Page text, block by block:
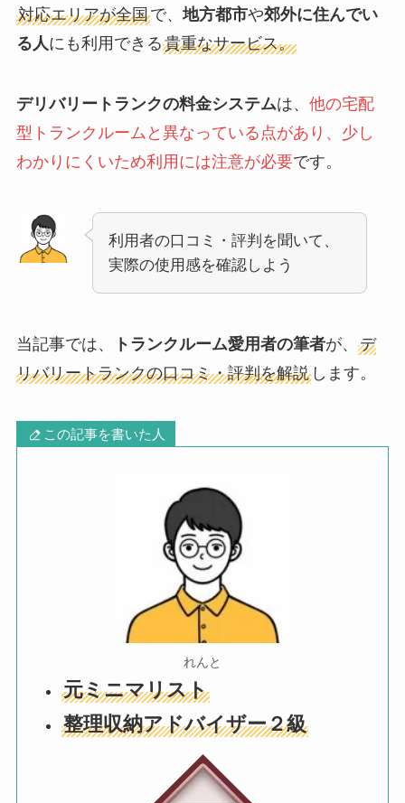
対応エリアが全国で、地方都市や郊外に住んでい
る人 にも利用できる貴重なサービス。
デリバリートランクの料金システムは、 他の宅配
型トランクルームと異なっている点があり、少し
わかりにくいため利用には注意が必要です。
利用者の口コミ・評判を聞いて、
実際の使用感を確認しよう
当記事では、 トランクルーム愛用者の筆者が、 デ
リバリートランクの口コミ・評判を解説します。
この記事を書いた人
れんと
元ミニマリスト
整理収納アドバイザー２級